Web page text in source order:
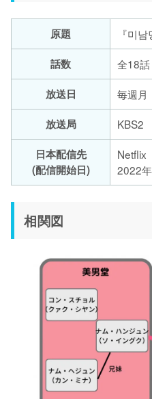
原題
『미
話数
全18話
放送日
毎週月
放送局
KBS2
日本配信先
(配信開始日)
Netflix
2022
相関図